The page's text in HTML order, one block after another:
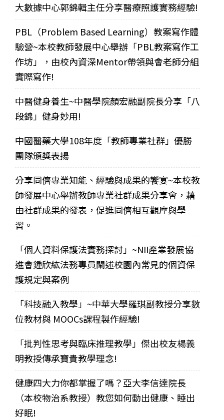
大數據中心郭錦輯主任分享醫療照護實務經驗!
PBL（Problem Based Learning）教案寫作體
驗營~本校教師發展中心舉辦「PBL教案寫作工
作坊」，由校內資深Mentor帶領與會老師分組
實際寫作!
中醫健身養生~中醫學院顏宏融副院長分享「八
段錦」健身妙用!
中國醫藥大學108年度「教師專業社群」優勝
團隊頒獎表揚
分享同儕專業知能、經驗與成果的饗宴~本校教
師發展中心舉辦教師專業社群成果分享會，藉
由社群成果的發表，促進同儕相互觀摩與學
習。
「個人資料保護法實務探討」~NII產業發展協
進會鍾欣紘法務專員闡述校園內常見的個資保
護規定與案例
「科技融入教學」~中華大學羅琪副教授分享數
位教材與 MOOCs課程製作經驗!
「批判性思考與臨床推理教學」傑出校友楊義
明教授傳承寶貴教學理念!
健康四大力你都掌握了嗎？亞大李信達院長
（本校物治系教授）教您如何動出健康、睡出
好眠!